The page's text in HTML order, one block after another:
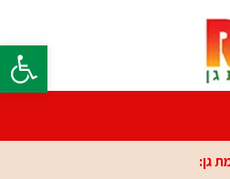
פתח
גן: